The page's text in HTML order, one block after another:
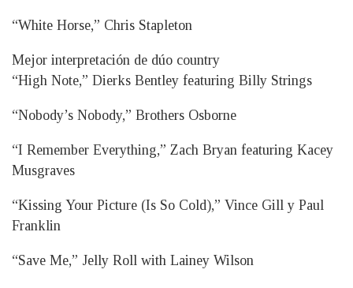
“White Horse,” Chris Stapleton
Mejor interpretación de dúo country
“High Note,” Dierks Bentley featuring Billy Strings
“Nobody’s Nobody,” Brothers Osborne
“I Remember Everything,” Zach Bryan featuring Kacey
Musgraves
“Kissing Your Picture (Is So Cold),” Vince Gill y Paul
Franklin
“Save Me,” Jelly Roll with Lainey Wilson